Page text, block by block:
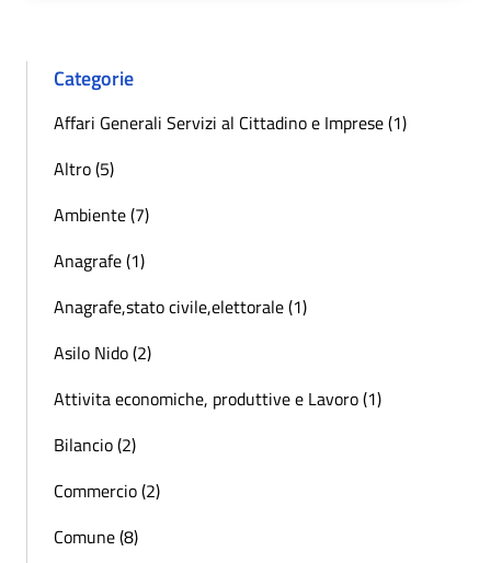
Categorie
Affari Generali Servizi al Cittadino e Imprese (1)
Altro (5)
Ambiente (7)
Anagrafe (1)
Anagrafe,stato civile,elettorale (1)
Asilo Nido (2)
Attivita economiche, produttive e Lavoro (1)
Bilancio (2)
Commercio (2)
Comune (8)